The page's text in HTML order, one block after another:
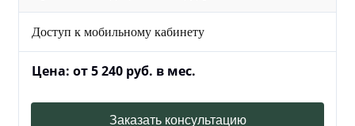
Доступ к мобильному кабинету
Цена: от 5 240 руб. в мес.
Заказать консультацию